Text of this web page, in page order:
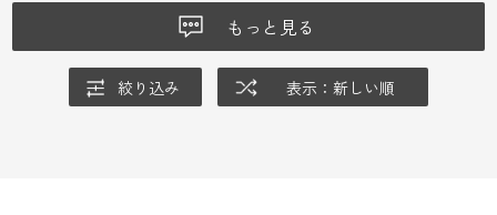
もっと見る
絞り込み 表示：新しい順